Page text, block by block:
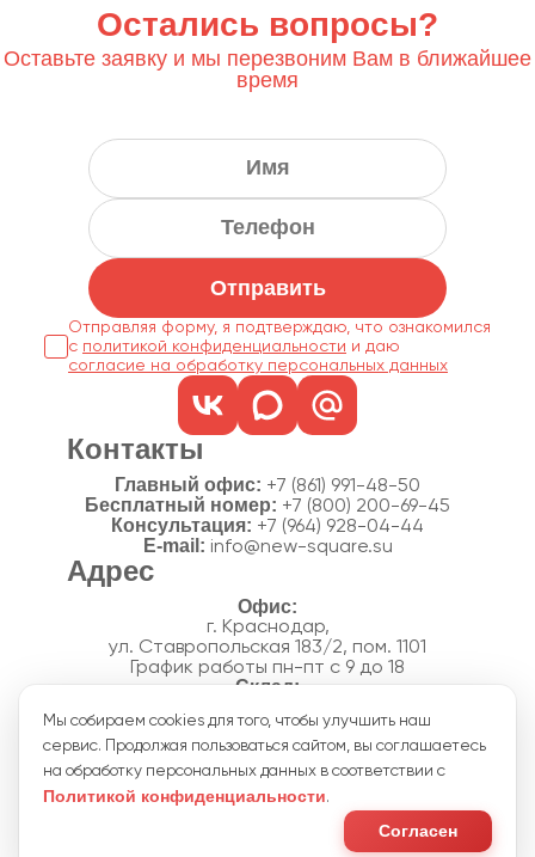
Остались вопросы?
Оставьте заявку и мы перезвоним Вам в ближайшее
время
Отправить
Отправляя форму, я подтверждаю, что ознакомился
с политикой конфиденциальности
согласие на обработку персональных данных
Контакты
Главный офис: +7 (861) 991-48-50
Бесплатный номер: +7 (800) 200-69-45
Консультация: +7 (964) 928-04-44
E-mail: info@new-square.su
Адрес
г. Краснодар,
ул. Ставропольская 183/2, пом. 1101
График работы пн-пт с 9 до 18
п. Новознаменский, ул.Производственная, 15
График работы склада пн-пт с 8 до 18
Акции
Политика конфиденциальности
Согласие на обработку персональных данных
Пользовательское соглашение
Мы собираем cookies для того, чтобы улучшить наш
сервис. Продолжая пользоваться сайтом, вы соглашаетесь
на обработку персональных данных в соответствии с
Политикой конфиденциальности.
Согласен